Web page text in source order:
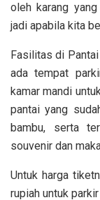
oleh karang
jadi apabila kita
Fasilitas di
ada tempat
kamar mandi
pantai yang
bambu, serta
souvenir dan
Untuk harga
rupiah untuk